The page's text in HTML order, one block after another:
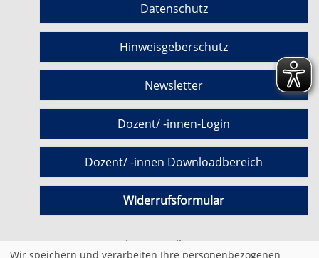
Datenschutz
Hinweisgeberschutz
Newsletter
Dozent/ -innen-Login
Dozent/ -innen Downloadbereich
Widerrufsformular
Cookie Einstellungen
Wir speichern und verarbeiten Ihre personenbezogenen